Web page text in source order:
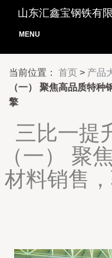
山东汇鑫宝钢铁有
MENU
当前位置： 首页 > 产品
（一） 聚焦高品质特种
擎
三比一提
（一） 聚
材料销售